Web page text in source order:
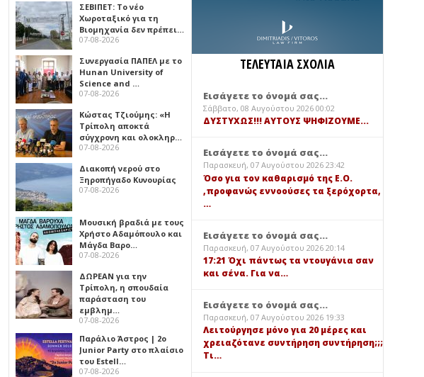
ΣΕΒΙΠΕΤ: Το νέο
Χωροταξικό για τη
Βιομηχανία δεν πρέπει…
07-08-2026
Συνεργασία ΠΑΠΕΛ με το
Hunan University of
Science and …
07-08-2026
Κώστας Τζιούμης: «Η
Τρίπολη αποκτά
σύγχρονη και ολοκληρ…
07-08-2026
Διακοπή νερού στο
Ξηροπήγαδο Κυνουρίας
07-08-2026
Μουσική βραδιά με τους
Χρήστο Αδαμόπουλο και
Μάγδα Βαρο…
07-08-2026
ΔΩΡΕΑΝ για την
Τρίπολη, η σπουδαία
παράσταση του
εμβλημ…
07-08-2026
Παράλιο Άστρος | 2ο
Junior Party στο πλαίσιο
του Estell…
07-08-2026
ΤΕΛΕΥΤΑΙΑ ΣΧΟΛΙΑ
Εισάγετε το όνομά σας...
Σάββατο, 08 Αυγούστου 2026 00:02
ΔΥΣΤΥΧΩΣ!!! ΑΥΤΟΥΣ ΨΗΦΙΖΟΥΜΕ...
Εισάγετε το όνομά σας...
Παρασκευή, 07 Αυγούστου 2026 23:42
Όσο για τον καθαρισμό της Ε.Ο.
,προφανώς εννοούσες τα ξερόχορτα,
…
Εισάγετε το όνομά σας...
Παρασκευή, 07 Αυγούστου 2026 20:14
17:21 Όχι πάντως τα ντουγάνια σαν
και σένα. Για να…
Εισάγετε το όνομά σας...
Παρασκευή, 07 Αυγούστου 2026 19:33
Λειτούργησε μόνο για 20 μέρες και
χρειαζότανε συντήρηση συντήρηση;;;
Τι…